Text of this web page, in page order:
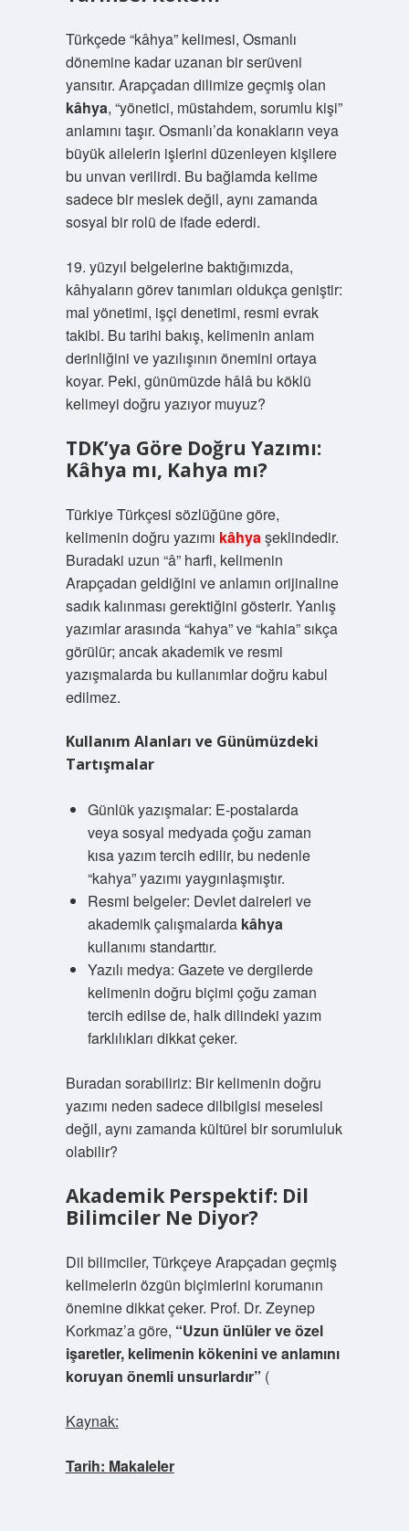
Türkçede “kâhya” kelimesi, Osmanlı
dönemine kadar uzanan bir serüveni
yansıtır. Arapçadan dilimize geçmiş olan
kâhya, “yönetici, müstahdem, sorumlu kişi”
anlamını taşır. Osmanlı’da konakların veya
büyük ailelerin işlerini düzenleyen kişilere
bu unvan verilirdi. Bu bağlamda kelime
sadece bir meslek değil, aynı zamanda
sosyal bir rolü de ifade ederdi.
19. yüzyıl belgelerine baktığımızda,
kâhyaların görev tanımları oldukça geniştir:
mal yönetimi, işçi denetimi, resmi evrak
takibi. Bu tarihi bakış, kelimenin anlam
derinliğini ve yazılışının önemini ortaya
koyar. Peki, günümüzde hâlâ bu köklü
kelimeyi doğru yazıyor muyuz?
TDK’ya Göre Doğru Yazımı:
Kâhya mı, Kahya mı?
Türkiye Türkçesi sözlüğüne göre,
kelimenin doğru yazımı kâhyaşeklindedir.
Buradaki uzun “â” harfi, kelimenin
Arapçadan geldiğini ve anlamın orijinaline
sadık kalınması gerektiğini gösterir. Yanlış
yazımlar arasında “kahya” ve “kahia” sıkça
görülür; ancak akademik ve resmi
yazışmalarda bu kullanımlar doğru kabul
edilmez.
Kullanım Alanları ve Günümüzdeki
Tartışmalar
Günlük yazışmalar: E-postalarda
veya sosyal medyada çoğu zaman
kısa yazım tercih edilir, bu nedenle
“kahya” yazımı yaygınlaşmıştır.
Resmi belgeler: Devlet daireleri ve
akademik çalışmalarda kâhya
kullanımı standarttır.
Yazılı medya: Gazete ve dergilerde
kelimenin doğru biçimi çoğu zaman
tercih edilse de, halk dilindeki yazım
farklılıkları dikkat çeker.
Buradan sorabiliriz: Bir kelimenin doğru
yazımı neden sadece dilbilgisi meselesi
değil, aynı zamanda kültürel bir sorumluluk
olabilir?
Akademik Perspektif: Dil
Bilimciler Ne Diyor?
Dil bilimciler, Türkçeye Arapçadan geçmiş
kelimelerin özgün biçimlerini korumanın
önemine dikkat çeker. Prof. Dr. Zeynep
Korkmaz’a göre, “Uzun ünlüler ve özel
işaretler, kelimenin kökenini ve anlamını
koruyan önemli unsurlardır” (
Kaynak:
Tarih: Makaleler